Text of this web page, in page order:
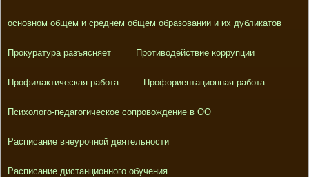
основном общем и среднем общем образовании и их дубликатов
Прокуратура разъясняет Противодействие коррупции
Профилактическая работа Профориентационная работа
Психолого-педагогическое сопровождение в ОО
Расписание внеурочной деятельности
Расписание дистанционного обучения